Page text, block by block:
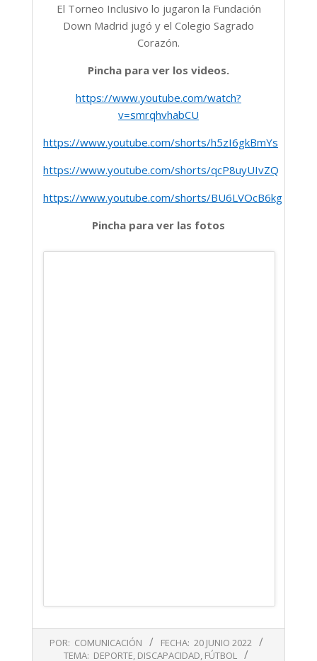
El Torneo Inclusivo lo jugaron la Fundación
Down Madrid jugó y el Colegio Sagrado
Corazón.
Pincha para ver los videos.
https://www.youtube.com/watch?
v=smrqhvhabCU
https://www.youtube.com/shorts/h5zI6gkBmYs
https://www.youtube.com/shorts/qcP8uyUIvZQ
https://www.youtube.com/shorts/BU6LVOcB6kg
Pincha para ver las fotos
POR: COMUNICACIÓN FECHA: 20 JUNIO 2022
TEMA: DEPORTE, DISCAPACIDAD, FÚTBOL